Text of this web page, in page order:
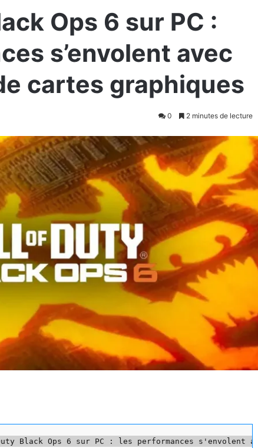
Ops 6 sur PC :
s’envolent avec
cartes graphiques
0 2 minutes de lecture
Black Ops 6 sur PC : les performances s'envolent